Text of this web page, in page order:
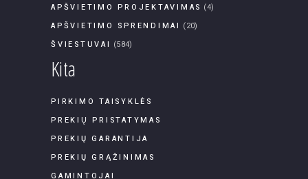
APŠVIETIMO PROJEKTAVIMAS (4)
APŠVIETIMO SPRENDIMAI (20)
ŠVIESTUVAI (584)
Kita
PIRKIMO TAISYKLĖS
PREKIŲ PRISTATYMAS
PREKIŲ GARANTIJA
PREKIŲ GRĄŽINIMAS
GAMINTOJAI